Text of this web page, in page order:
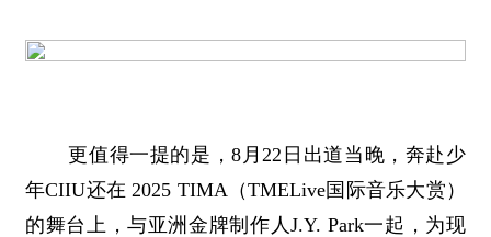
更值得一提的是，8月22日出道当晚，奔赴少
年CIIU还在 2025 TIMA（TMELive国际音乐大赏）
的舞台上，与亚洲金牌制作人J.Y. Park一起，为现